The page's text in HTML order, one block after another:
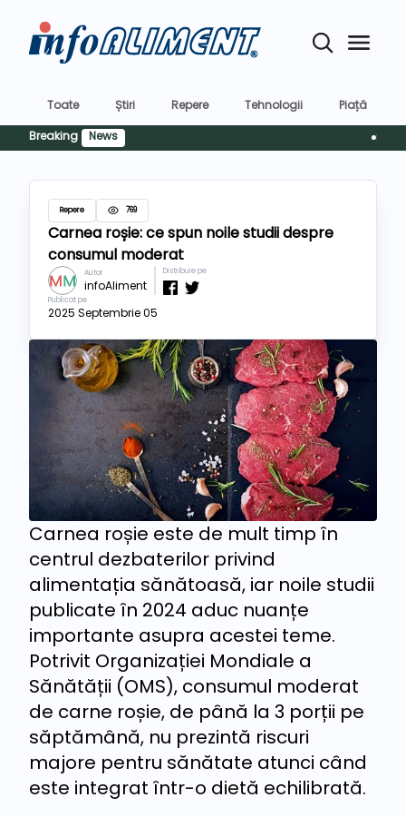
Toate Știri Repere Tehnologii
Piață
Breaking
News
Repere 769
Carnea roșie: ce spun noile studii despre
consumul moderat
Autor
infoAliment
Distribuie pe
Publicat pe
2025 Septembrie 05
Carnea roșie este de mult timp în
centrul dezbaterilor privind
alimentația sănătoasă, iar noile studii
publicate în 2024 aduc nuanțe
importante asupra acestei teme.
Potrivit Organizației Mondiale a
Sănătății (OMS), consumul moderat
de carne roșie, de până la 3 porții pe
săptămână, nu prezintă riscuri
majore pentru sănătate atunci când
este integrat într-o dietă echilibrată.